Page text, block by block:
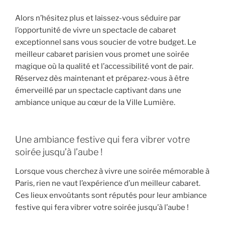
Alors n’hésitez plus et laissez-vous séduire par
l’opportunité de vivre un spectacle de cabaret
exceptionnel sans vous soucier de votre budget. Le
meilleur cabaret parisien vous promet une soirée
magique où la qualité et l’accessibilité vont de pair.
Réservez dès maintenant et préparez-vous à être
émerveillé par un spectacle captivant dans une
ambiance unique au cœur de la Ville Lumière.
Une ambiance festive qui fera vibrer votre
soirée jusqu’à l’aube !
Lorsque vous cherchez à vivre une soirée mémorable à
Paris, rien ne vaut l’expérience d’un meilleur cabaret.
Ces lieux envoûtants sont réputés pour leur ambiance
festive qui fera vibrer votre soirée jusqu’à l’aube !